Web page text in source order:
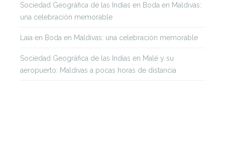
Sociedad Geográfica de las Indias en Boda en Maldivas:
una celebración memorable
Laia en Boda en Maldivas: una celebración memorable
Sociedad Geográfica de las Indias en Malé y su
aeropuerto: Maldivas a pocas horas de distancia